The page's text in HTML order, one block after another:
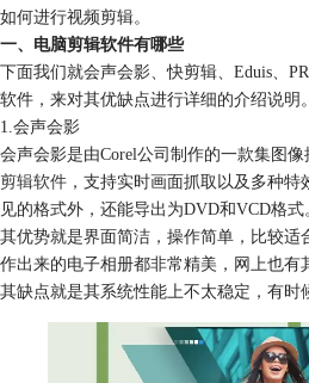
如何进行视频剪辑。
一、电脑剪辑软件有哪些
下面我们就会声会影、快剪辑、Eduis、
软件，来对其优缺点进行详细的介绍说明。
1.会声会影
会声会影是由Corel公司制作的一款集图
剪辑软件 ，支持实时画面抓取以及多种
见的格式外，还能导出为DVD和VCD格式
其优势就是界面简洁，操作简单，比较适
作出来的电子相册都非常精美，网上也
其缺点就是其系统性能上不太稳定，有时